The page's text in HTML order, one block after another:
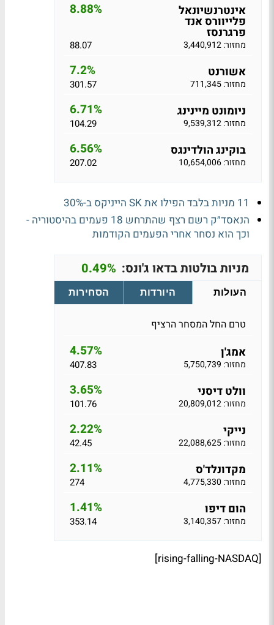
אינטרנשיונאל
פלייוורס אנד
פרגרנסז
8.88%
מחזור: 3,440,912 88.07
אשורנט 7.2%
מחזור: 711,345 301.57
ניומונט מיינינג 6.71%
מחזור: 9,539,312 104.29
בוקינג הולדינגס 6.56%
מחזור: 10,654,006 207.02
11 מניות בלבד הפילו את SK הייניקס ב-30%
הנאסד״ק רשם רצף שהתרחש 18 פעמים בהיסטוריה -
וכך הוא נסחר אחרי הפעמים הקודמות
מניות בולטות בדאו ג'ונס: 0.49%
העולות היורדות הסחירות
טרם החל המסחר הרציף
אמג'ן 4.57%
מחזור: 5,750,739 407.83
וולט דיסני 3.65%
מחזור: 20,809,012 101.76
נייקי 2.22%
מחזור: 22,088,625 42.45
מקדונלד'ס 2.11%
מחזור: 4,775,330 274
הום דיפו 1.41%
מחזור: 3,140,357 353.14
[rising-falling-NASDAQ]